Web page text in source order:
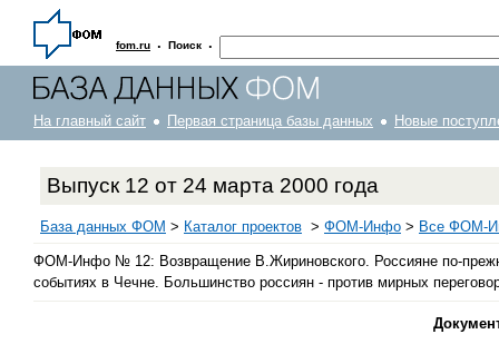
fom.ru · Поиск ·
На главный сайт Первая страница базы данных Новые
Выпуск 12 от 24 марта 2000 года
База данных ФОМ > Каталог проектов > ФOM-Инфо > Все ФОМ-
ФОМ-Инфо № 12: Возвращение В.Жириновского. Россияне по-
событиях в Чечне. Большинство россиян - против мирных